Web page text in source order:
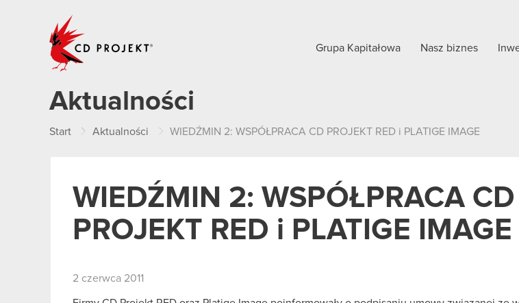
Grupa Kapitałowa Nasz biznes
Aktualności
Start Aktualności WIEDŹMIN 2: WSPÓŁPRACA CD PROJEKT RED i PLATIGE IMAGE
WIEDŹMIN 2: WSPÓŁPRACA CD
PROJEKT RED i PLATIGE IMAGE
2 czerwca 2011